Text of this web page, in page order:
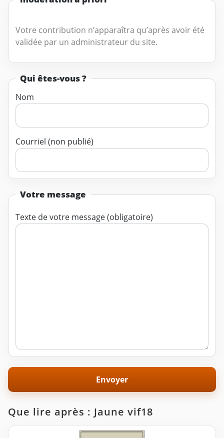
Votre contribution n’apparaîtra qu’après avoir été
validée par un administrateur du site.
Qui êtes-vous ?
Nom
Courriel (non publié)
Votre message
Texte de votre message (obligatoire)
Que lire après : Jaune vif18